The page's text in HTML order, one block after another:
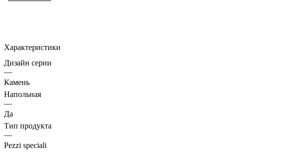
Характеристики
Дизайн серии
—
Камень
Напольная
—
Да
Тип продукта
—
Pezzi speciali